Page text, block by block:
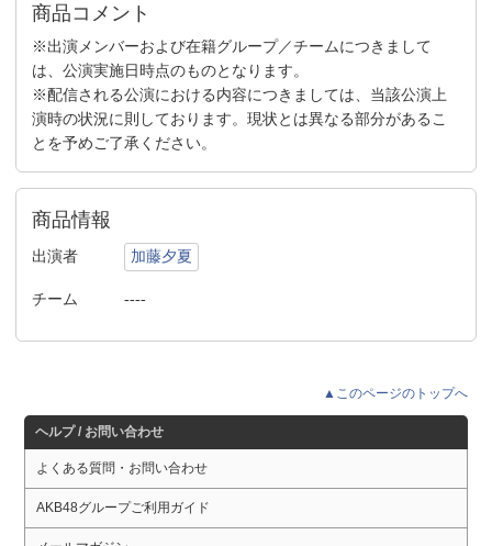
商品コメント
※出演メンバーおよび在籍グループ／チームにつきまして
は、公演実施日時点のものとなります。
※配信される公演における内容につきましては、当該公演上
演時の状況に則しております。現状とは異なる部分があるこ
とを予めご了承ください。
商品情報
出演者 加藤夕夏
チーム ----
▲このページのトップへ
ヘルプ / お問い合わせ
よくある質問・お問い合わせ
AKB48グループご利用ガイド